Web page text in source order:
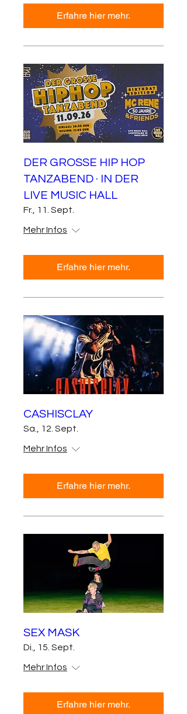
Erfahre hier mehr.
DER GROSSE HIP HOP
TANZABEND · IN DER
LIVE MUSIC HALL
Fr., 11. Sept.
Mehr Infos
Erfahre hier mehr.
CASHISCLAY
Sa., 12. Sept.
Mehr Infos
Erfahre hier mehr.
SEX MASK
Di., 15. Sept.
Mehr Infos
Erfahre hier mehr.